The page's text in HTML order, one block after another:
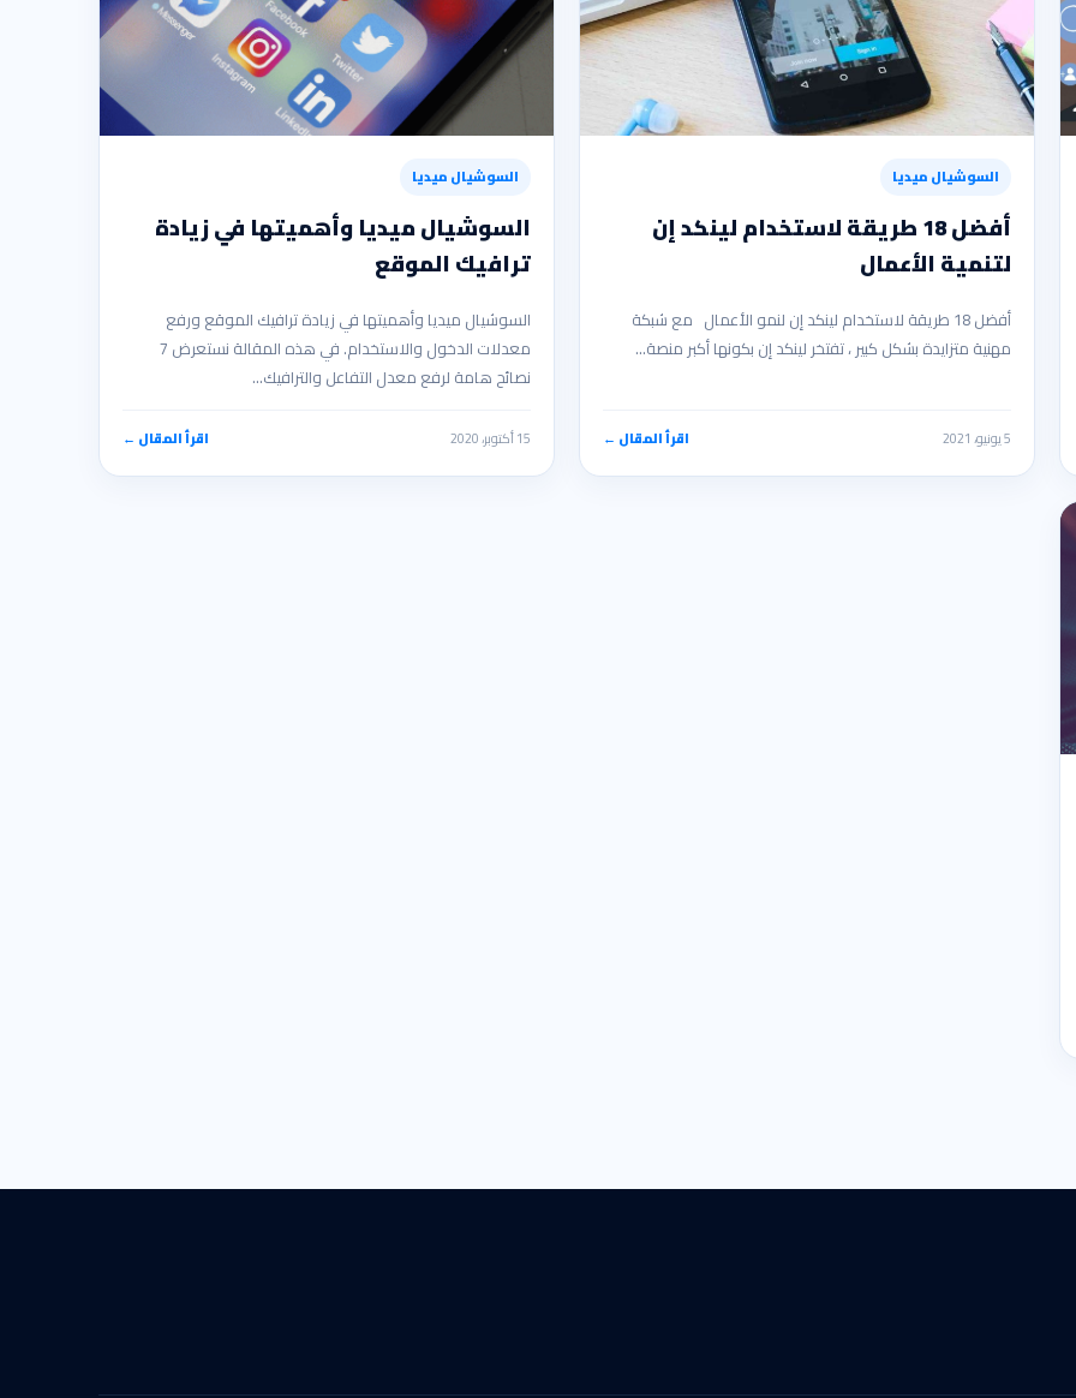
السوشيال ميديا
أفضل 18 طريقة لاستخدام لينكد إن
لتنمية الأعمال
أفضل 18 طريقة لاستخدام لينكد إن لنمو الأعمال مع شبكة
مهنية متزايدة بشكل كبير ، تفتخر لينكد إن بكونها أكبر منصة…
5 يونيو، 2021 اقرأ المقال ←
السوشيال ميديا
السوشيال ميديا وأهميتها في زيادة
ترافيك الموقع
السوشيال ميديا وأهميتها في زيادة ترافيك الموقع ورفع
معدلات الدخول والاستخدام. في هذه المقالة نستعرض 7
نصائح هامة لرفع معدل التفاعل والترافيك…
15 أكتوبر، 2020 اقرأ المقال ←